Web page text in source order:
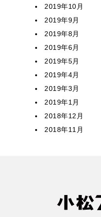
2019年10月
2019年9月
2019年8月
2019年6月
2019年5月
2019年4月
2019年3月
2019年1月
2018年12月
2018年11月